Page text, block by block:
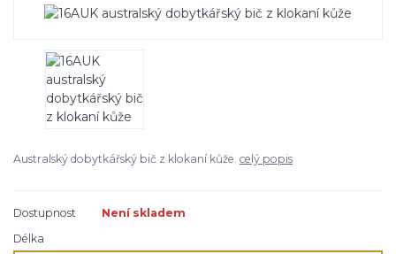
Australský dobytkářský bič z klokaní kůže. celý popis
Dostupnost
Není skladem
Délka